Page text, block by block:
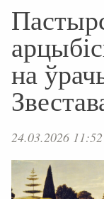
на
24.03.2026 11:52